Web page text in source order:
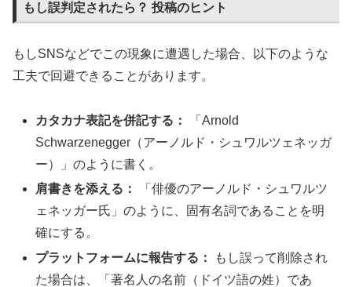
もし誤判定されたら？ 投稿のヒント
もしSNSなどでこの現象に遭遇した場合、以下のような
工夫で回避できることがあります。
カタカナ表記を併記する：
「Arnold
Schwarzenegger（アーノルド・シュワルツェネッガ
ー）」のように書く。
肩書きを添える：
「俳優のアーノルド・シュワルツ
ェネッガー氏」のように、固有名詞であることを明
確にする。
プラットフォームに報告する：
もし誤って削除され
た場合は、「著名人の名前（ドイツ語の姓）であ